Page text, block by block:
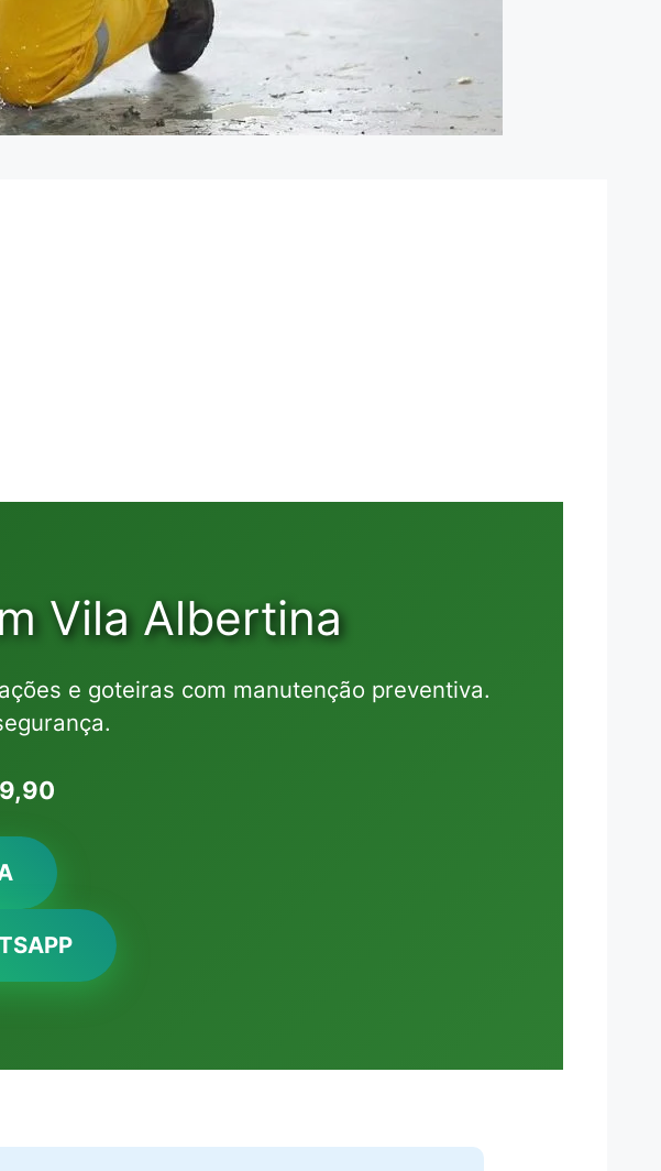
Vila Albertina
e goteiras com manutenção preventiva.